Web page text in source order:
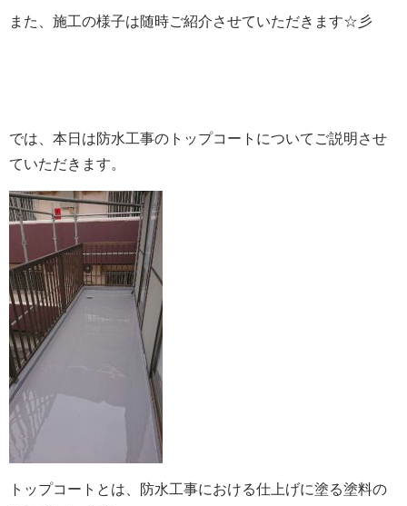
また、施工の様子は随時ご紹介させていただきます☆彡
では、本日は防水工事のトップコートについてご説明させ
ていただきます。
トップコートとは、防水工事における仕上げに塗る塗料の